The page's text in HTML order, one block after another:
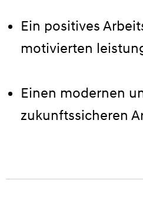
Ein positives
motivierten
Einen modernen
zukunftssicheren